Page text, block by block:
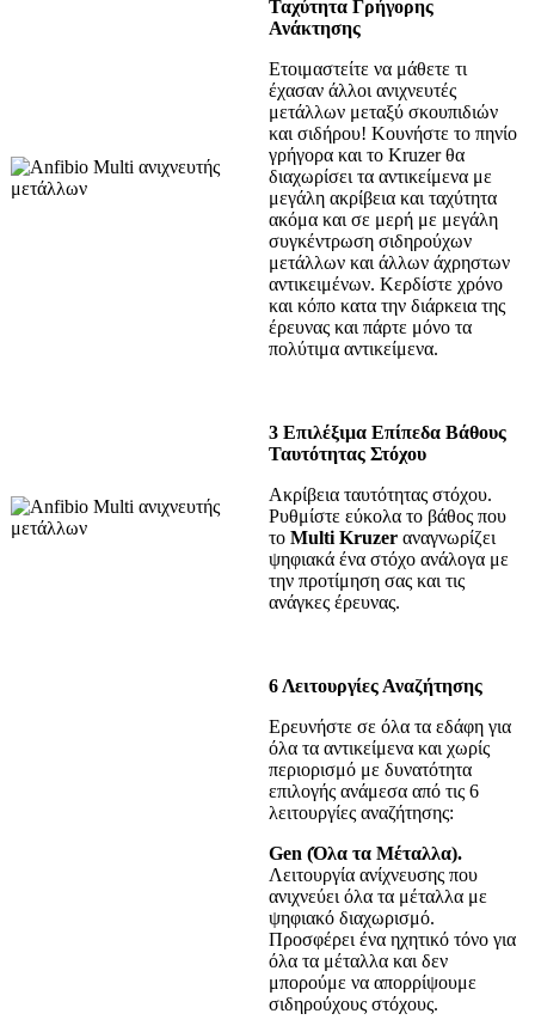
Ταχύτητα Γρήγορης
Ανάκτησης
Ετοιμαστείτε να μάθετε τι
έχασαν άλλοι ανιχνευτές
μετάλλων μεταξύ σκουπιδιών
και σιδήρου! Κουνήστε το πηνίο
γρήγορα και το Kruzer θα
διαχωρίσει τα αντικείμενα με
μεγάλη ακρίβεια και ταχύτητα
ακόμα και σε μερή με μεγάλη
συγκέντρωση σιδηρούχων
μετάλλων και άλλων άχρηστων
αντικειμένων. Κερδίστε χρόνο
και κόπο κατα την διάρκεια της
έρευνας και πάρτε μόνο τα
πολύτιμα αντικείμενα.
3 Επιλέξιμα Επίπεδα Βάθους
Ταυτότητας Στόχου
Ακρίβεια ταυτότητας στόχου.
Ρυθμίστε εύκολα το βάθος που
το Multi Kruzer αναγνωρίζει
ψηφιακά ένα στόχο ανάλογα με
την προτίμηση σας και τις
ανάγκες έρευνας.
6 Λειτουργίες Αναζήτησης
Ερευνήστε σε όλα τα εδάφη για
όλα τα αντικείμενα και χωρίς
περιορισμό με δυνατότητα
επιλογής ανάμεσα από τις 6
λειτουργίες αναζήτησης:
Gen (Όλα τα Μέταλλα).
Λειτουργία ανίχνευσης που
ανιχνεύει όλα τα μέταλλα με
ψηφιακό διαχωρισμό.
Προσφέρει ένα ηχητικό τόνο για
όλα τα μέταλλα και δεν
μπορούμε να απορρίψουμε
σιδηρούχους στόχους.